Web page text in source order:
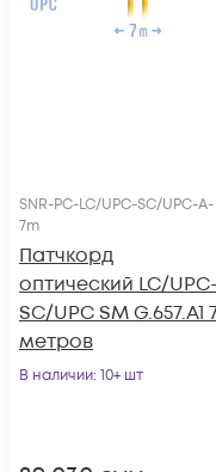
SNR-PC-LC/UPC-SC/UPC-A-
7m
Патчкорд
оптический LC/
SC/UPC SM G.657.A1
метров
В наличии: 10+ шт